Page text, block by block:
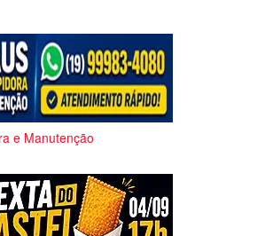
e Manutenção